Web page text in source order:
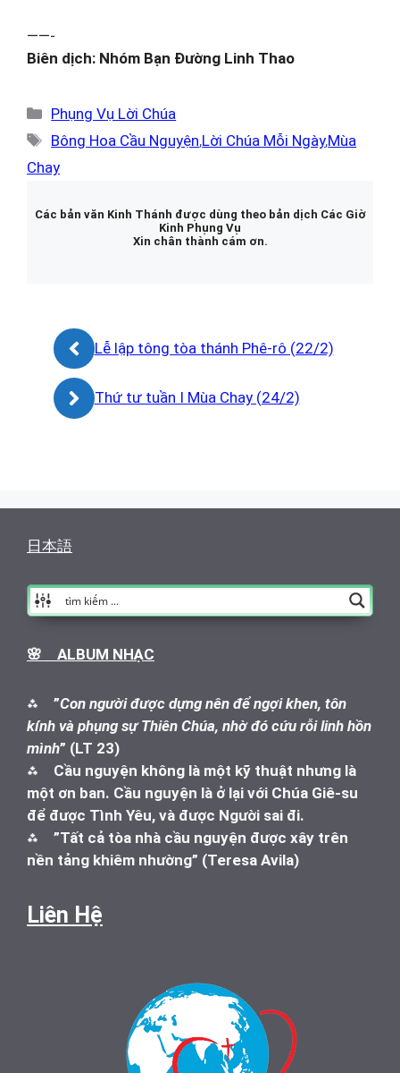
——-
Biên dịch: Nhóm Bạn Đường Linh Thao
Danh
mục
Phụng Vụ Lời Chúa
Thẻ
Bông Hoa Cầu Nguyện,Lời Chúa Mỗi Ngày,Mùa
Chay
Các bản văn Kinh Thánh được dùng theo bản dịch Các Giờ
Kinh Phụng Vụ
Xin chân thành cám ơn.
Lễ lập tông tòa thánh Phê-rô (22/2)
Thứ tư tuần I Mùa Chay (24/2)
日本語
🌸 ALBUM NHẠC
⁂ ”Con người được dựng nên để ngợi khen, tôn
kính và phụng sự Thiên Chúa, nhờ đó cứu rỗi linh hồn
mình” (LT 23)
⁂ Cầu nguyện không là một kỹ thuật nhưng là
một ơn ban. Cầu nguyện là ở lại với Chúa Giê-su
để được Tình Yêu, và được Người sai đi.
⁂ ”Tất cả tòa nhà cầu nguyện được xây trên
nền tảng khiêm nhường” (Teresa Avila)
Liên Hệ